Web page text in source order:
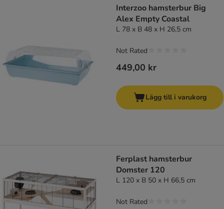
Interzoo hamsterbur Big
Alex Empty Coastal
L 78 x B 48 x H 26,5 cm
449,00 kr
Not Rated
Lägg till i varukorg
Ferplast hamsterbur
Domster 120
L 120 x B 50 x H 66,5 cm
Not Rated